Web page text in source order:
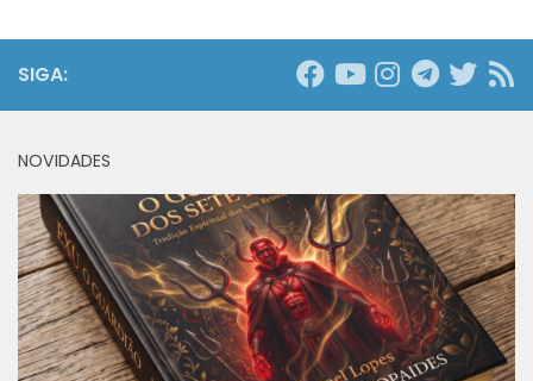
SIGA:
NOVIDADES